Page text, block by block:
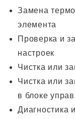
Замена
элемента
Проверка и
настроек
Чистка или
Чистка или
в блоке
Диагностика